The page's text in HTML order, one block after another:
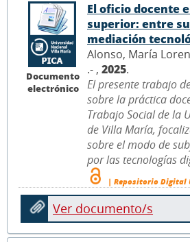
Documento
electrónico
El oficio docente
superior: entre
mediación
Alonso, María
.- , 2025.
El presente trabajo
sobre la práctica
Trabajo Social de la
de Villa María,
sobre el modo de
por las tecnologías
| Repositorio Digital
Ver documento/s